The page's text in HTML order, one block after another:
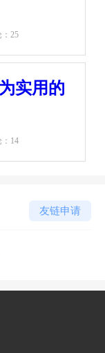
25
实用的
14
友链申请